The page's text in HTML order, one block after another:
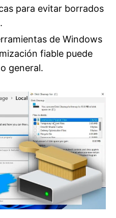
para evitar borrados
de Windows
fiable puede
general.